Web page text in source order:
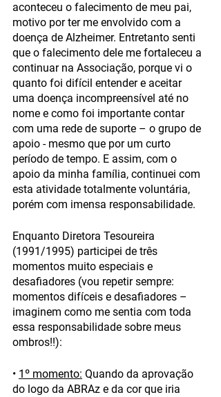
aconteceu o falecimento de meu pai,
motivo por ter me envolvido com a
doença de Alzheimer. Entretanto senti
que o falecimento dele me fortaleceu a
continuar na Associação, porque vi o
quanto foi difícil entender e aceitar
uma doença incompreensível até no
nome e como foi importante contar
com uma rede de suporte – o grupo de
apoio - mesmo que por um curto
período de tempo. E assim, com o
apoio da minha família, continuei com
esta atividade totalmente voluntária,
porém com imensa responsabilidade.
Enquanto Diretora Tesoureira
(1991/1995) participei de três
momentos muito especiais e
desafiadores (vou repetir sempre:
momentos difíceis e desafiadores –
imaginem como me sentia com toda
essa responsabilidade sobre meus
ombros!!):
• 1º momento: Quando da aprovação
do logo da ABRAz e da cor que iria